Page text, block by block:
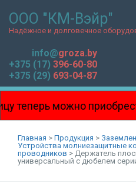
ООО "КМ-Вэйр"
Надёжное и долговечное
info@groza.by
+375 (17) 396-60-80
+375 (29) 693-04-87
теперь можно
на Боровой!!!
Главная > Продукция >
Устройства молниезащитные
проводников > Держатель
универсальный с дюбелем